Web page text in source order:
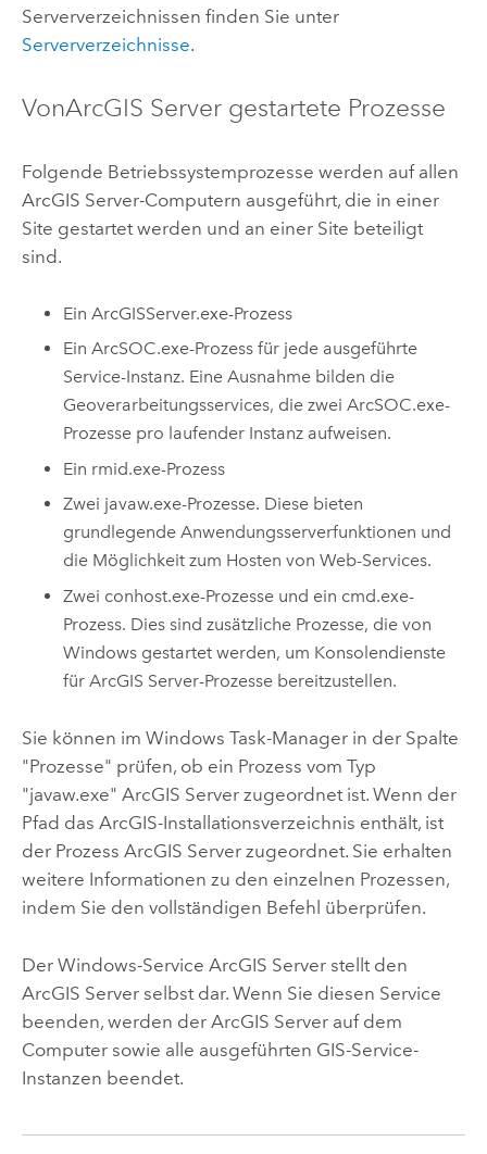
Serververzeichnissen finden Sie unter
Serververzeichnisse.
VonArcGIS Servergestartete Prozesse
Folgende Betriebssystemprozesse werden auf allen
ArcGIS Server-Computern ausgeführt, die in einer
Site gestartet werden und an einer Site beteiligt
sind.
Ein ArcGISServer.exe-Prozess
Ein ArcSOC.exe-Prozess für jede ausgeführte
Service-Instanz. Eine Ausnahme bilden die
Geoverarbeitungsservices, die zwei ArcSOC.exe-
Prozesse pro laufender Instanz aufweisen.
Ein rmid.exe-Prozess
Zwei javaw.exe-Prozesse. Diese bieten
grundlegende Anwendungsserverfunktionen und
die Möglichkeit zum Hosten von Web-Services.
Zwei conhost.exe-Prozesse und ein cmd.exe-
Prozess. Dies sind zusätzliche Prozesse, die von
Windows gestartet werden, um Konsolendienste
fürArcGIS Server-Prozesse bereitzustellen.
Sie können im Windows Task-Manager in der Spalte
"Prozesse" prüfen, ob ein Prozess vom Typ
"javaw.exe" ArcGIS Serverzugeordnet ist. Wenn der
Pfad das ArcGIS-Installationsverzeichnis enthält, ist
der Prozess ArcGIS Serverzugeordnet. Sie erhalten
weitere Informationen zu den einzelnen Prozessen,
indem Sie den vollständigen Befehl überprüfen.
Der Windows-Service ArcGIS Serverstellt den
ArcGIS Serverselbst dar. Wenn Sie diesen Service
beenden, werden der ArcGIS Serverauf dem
Computer sowie alle ausgeführten GIS-Service-
Instanzen beendet.